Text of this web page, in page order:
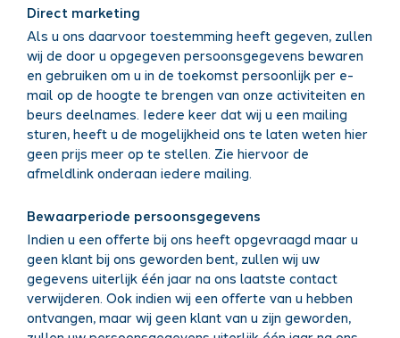
Direct marketing
Als u ons daarvoor toestemming heeft gegeven, zullen
wij de door u opgegeven persoonsgegevens bewaren
en gebruiken om u in de toekomst persoonlijk per e-
mail op de hoogte te brengen van onze activiteiten en
beurs deelnames. Iedere keer dat wij u een mailing
sturen, heeft u de mogelijkheid ons te laten weten hier
geen prijs meer op te stellen. Zie hiervoor de
afmeldlink onderaan iedere mailing.
Bewaarperiode persoonsgegevens
Indien u een offerte bij ons heeft opgevraagd maar u
geen klant bij ons geworden bent, zullen wij uw
gegevens uiterlijk één jaar na ons laatste contact
verwijderen. Ook indien wij een offerte van u hebben
ontvangen, maar wij geen klant van u zijn geworden,